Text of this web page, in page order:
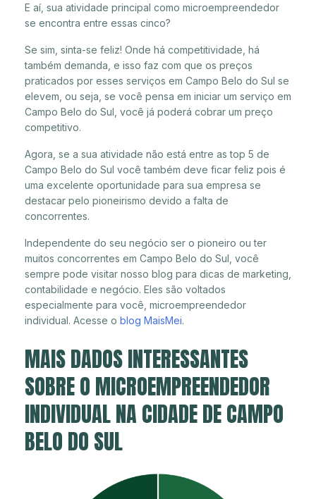
E aí, sua atividade principal como microempreendedor
se encontra entre essas cinco?
Se sim, sinta-se feliz! Onde há competitividade, há
também demanda, e isso faz com que os preços
praticados por esses serviços em Campo Belo do Sul se
elevem, ou seja, se você pensa em iniciar um serviço em
Campo Belo do Sul, você já poderá cobrar um preço
competitivo.
Agora, se a sua atividade não está entre as top 5 de
Campo Belo do Sul você também deve ficar feliz pois é
uma excelente oportunidade para sua empresa se
destacar pelo pioneirismo devido a falta de
concorrentes.
Independente do seu negócio ser o pioneiro ou ter
muitos concorrentes em Campo Belo do Sul, você
sempre pode visitar nosso blog para dicas de marketing,
contabilidade e negócio. Eles são voltados
especialmente para você, microempreendedor
individual. Acesse o blog MaisMei.
MAIS DADOS INTERESSANTES
SOBRE O MICROEMPREENDEDOR
INDIVIDUAL NA CIDADE DE CAMPO
BELO DO SUL